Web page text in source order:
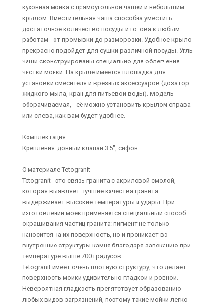
кухонная мойка с прямоугольной чашей и небольшим
крылом. Вместительная чаша способна уместить
достаточное количество посуды и готова к любым
работам - от промывки до разморозки. Удобное крыло
прекрасно подойдет для сушки различной посуды. Углы
чаши сконструированы специально для облегчения
чистки мойки. На крыле имеется площадка для
установки смесителя и врезных аксессуаров (дозатор
жидкого мыла, кран для питьевой воды). Модель
оборачиваемая, - её можно установить крылом справа
или слева, как вам будет удобнее.
Комплектация:
Крепления, донный клапан 3.5", сифон.
О материале Tetogranit
Tetogranit - это связь гранита с акриловой смолой,
которая выявляет лучшие качества гранита:
выдерживает высокие температуры и удары. При
изготовлении моек применяется специальный способ
окрашивания частиц гранита: пигмент не только
наносится на их поверхность, но и проникает во
внутренние структуры камня благодаря запеканию при
температуре выше 700 градусов.
Tetogranit имеет очень плотную структуру, что делает
поверхность мойки удивительно гладкой и ровной.
Невероятная гладкость препятствует образованию
любых видов загрязнений, поэтому такие мойки легко